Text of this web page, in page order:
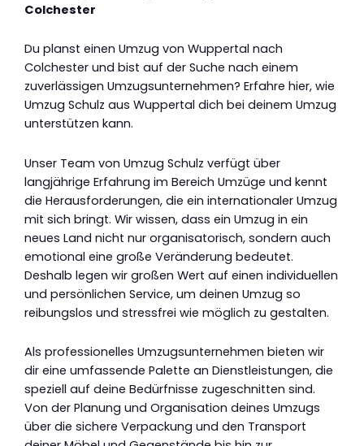
Colchester
Du planst einen Umzug von Wuppertal nach
Colchester und bist auf der Suche nach einem
zuverlässigen Umzugsunternehmen? Erfahre hier, wie
Umzug Schulz aus Wuppertal dich bei deinem Umzug
unterstützen kann.
Unser Team von Umzug Schulz verfügt über
langjährige Erfahrung im Bereich Umzüge und kennt
die Herausforderungen, die ein internationaler Umzug
mit sich bringt. Wir wissen, dass ein Umzug in ein
neues Land nicht nur organisatorisch, sondern auch
emotional eine große Veränderung bedeutet.
Deshalb legen wir großen Wert auf einen individuellen
und persönlichen Service, um deinen Umzug so
reibungslos und stressfrei wie möglich zu gestalten.
Als professionelles Umzugsunternehmen bieten wir
dir eine umfassende Palette an Dienstleistungen, die
speziell auf deine Bedürfnisse zugeschnitten sind.
Von der Planung und Organisation deines Umzugs
über die sichere Verpackung und den Transport